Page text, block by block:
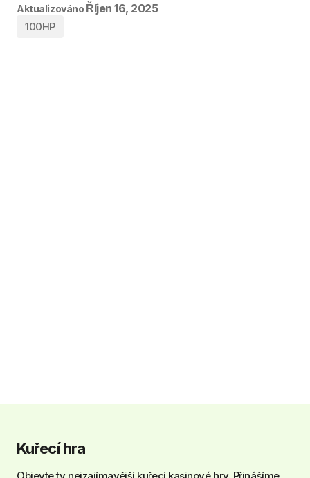
Aktualizováno Říjen 16, 2025
100HP
Kuřecí hra